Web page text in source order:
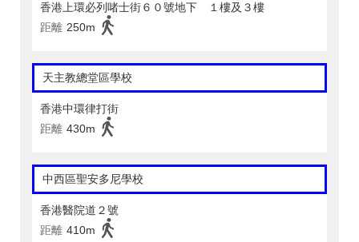
香港上環必列啫士街６０號地下 １樓及３樓
距離 250m
天主教總堂區學校
香港中環律打街
距離 430m
中西區聖安多尼學校
香港醫院道２號
距離 410m